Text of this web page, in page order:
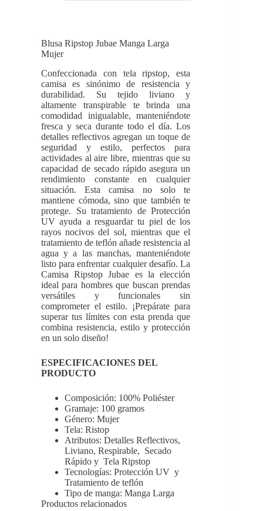
Blusa Ripstop Jubae Manga Larga
Mujer
Confeccionada con tela ripstop, esta
camisa es sinónimo de resistencia y
durabilidad. Su tejido liviano y
altamente transpirable te brinda una
comodidad inigualable, manteniéndote
fresca y seca durante todo el día. Los
detalles reflectivos agregan un toque de
seguridad y estilo, perfectos para
actividades al aire libre, mientras que su
capacidad de secado rápido asegura un
rendimiento constante en cualquier
situación. Esta camisa no solo te
mantiene cómoda, sino que también te
protege. Su tratamiento de Protección
UV ayuda a resguardar tu piel de los
rayos nocivos del sol, mientras que el
tratamiento de teflón añade resistencia al
agua y a las manchas, manteniéndote
listo para enfrentar cualquier desafío. La
Camisa Ripstop Jubae es la elección
ideal para hombres que buscan prendas
versátiles y funcionales sin
comprometer el estilo. ¡Prepárate para
superar tus límites con esta prenda que
combina resistencia, estilo y protección
en un solo diseño!
ESPECIFICACIONES DEL
PRODUCTO
Composición: 100% Poliéster
Gramaje: 100 gramos
Género: Mujer
Tela: Ristop
Atributos: Detalles Reflectivos,
Liviano, Respirable, Secado
Rápido y Tela Ripstop
Tecnologías: Protección UV y
Tratamiento de teflón
Tipo de manga: Manga Larga
Productos relacionados